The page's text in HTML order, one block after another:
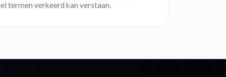
termen verkeerd kan verstaan.